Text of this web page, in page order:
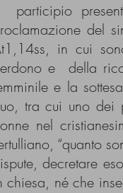
participio
del
in cui
e della
e la
tra cui uno dei
nel
“quanto
decretare
chiesa, né che